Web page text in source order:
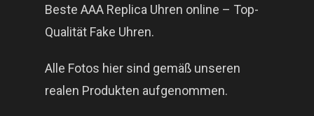
Beste AAA Replica Uhren online – Top-
Qualität Fake Uhren.
Alle Fotos hier sind gemäß unseren
realen Produkten aufgenommen.